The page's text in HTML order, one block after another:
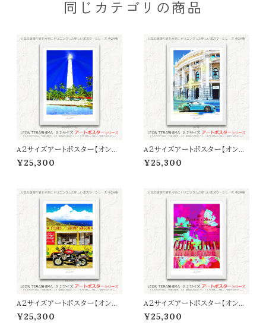
同じカテゴリの商品
A２サイズアートポスター【オンラ
イン限定】LEON TERASHIMA
「SUMMER REFLECTIONS」
¥25,300
A２サイズアートポスター【オンラ
イン限定】LEON TERASHIMA
「Ｂlue Day」
¥25,300
A２サイズアートポスター【オンラ
イン限定】LEON TERASHIMA
「ALOHA DOG」
¥25,300
A２サイズアートポスター【オンラ
イン限定】LEON TERASHIMA
「LOVE SONG」
¥25,300